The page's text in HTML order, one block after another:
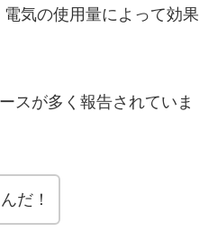
気の使用量によって効果
スが多く報告されていま
だ！